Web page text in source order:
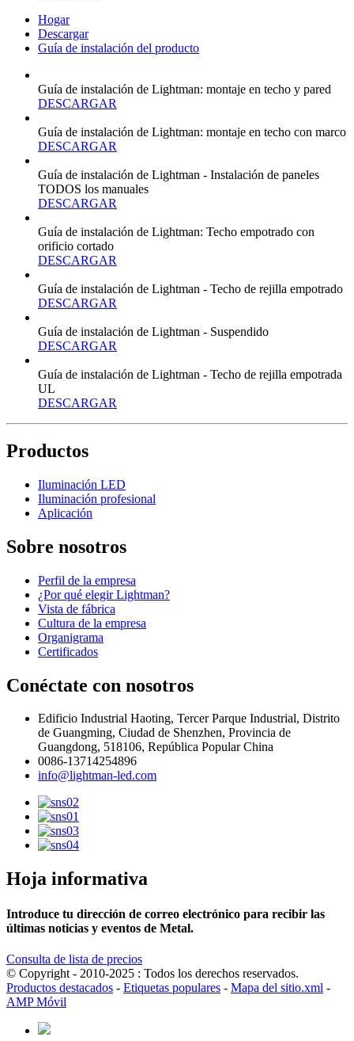
Hogar
Descargar
Guía de instalación del producto
Guía de instalación de Lightman: montaje en techo y pared
DESCARGAR
Guía de instalación de Lightman: montaje en techo con marco
DESCARGAR
Guía de instalación de Lightman - Instalación de paneles
TODOS los manuales
DESCARGAR
Guía de instalación de Lightman: Techo empotrado con
orificio cortado
DESCARGAR
Guía de instalación de Lightman - Techo de rejilla empotrado
DESCARGAR
Guía de instalación de Lightman - Suspendido
DESCARGAR
Guía de instalación de Lightman - Techo de rejilla empotrada
UL
DESCARGAR
Productos
Iluminación LED
Iluminación profesional
Aplicación
Sobre nosotros
Perfil de la empresa
¿Por qué elegir Lightman?
Vista de fábrica
Cultura de la empresa
Organigrama
Certificados
Conéctate con nosotros
Edificio Industrial Haoting, Tercer Parque Industrial, Distrito
de Guangming, Ciudad de Shenzhen, Provincia de
Guangdong, 518106, República Popular China
0086-13714254896
info@lightman-led.com
Hoja informativa
Introduce tu dirección de correo electrónico para recibir las
últimas noticias y eventos de Metal.
Consulta de lista de precios
© Copyright - 2010-2025 : Todos los derechos reservados.
Productos destacados - Etiquetas populares - Mapa del sitio.xml -
AMP Móvil